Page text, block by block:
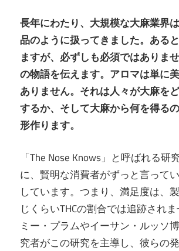
長年にわたり、大規模な大麻業界
品のように扱ってきました。ある
ますが、必ずしも必須ではありま
の物語を伝えます。アロマは単に
ありません。それは人々が大麻を
するか、そして大麻から何を得る
形作ります。
「The Nose Knows」と呼ばれる研
に、賢明な消費者がずっと言って
しています。つまり、満足度は、
じくらいTHCの割合では追跡され
ミー・プラムやイーサン・ルッソ
究者がこの研究を主導し、彼らの